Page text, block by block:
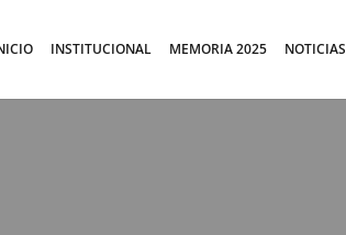
INSTITUCIONAL MEMORIA 2025 NOTICIAS